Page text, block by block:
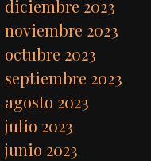
diciembre 2023
noviembre 2023
octubre 2023
septiembre 2023
agosto 2023
julio 2023
junio 2023